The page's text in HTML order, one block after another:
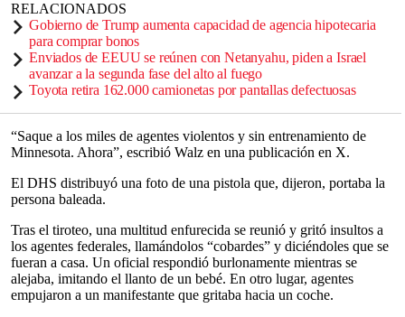
RELACIONADOS
Gobierno de Trump aumenta capacidad de agencia hipotecaria
para comprar bonos
Enviados de EEUU se reúnen con Netanyahu, piden a Israel
avanzar a la segunda fase del alto al fuego
Toyota retira 162.000 camionetas por pantallas defectuosas
“Saque a los miles de agentes violentos y sin entrenamiento de
Minnesota. Ahora”, escribió Walz en una publicación en X.
El DHS distribuyó una foto de una pistola que, dijeron, portaba la
persona baleada.
Tras el tiroteo, una multitud enfurecida se reunió y gritó insultos a
los agentes federales, llamándolos “cobardes” y diciéndoles que se
fueran a casa. Un oficial respondió burlonamente mientras se
alejaba, imitando el llanto de un bebé. En otro lugar, agentes
empujaron a un manifestante que gritaba hacia un coche.